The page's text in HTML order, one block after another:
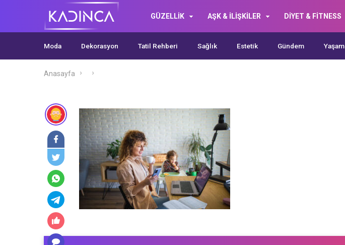
GÜZELLİK AŞK & İLİŞKİLER DİYET & FİTNESS
Moda Dekorasyon Tatil Rehberi Sağlık Estetik Gündem Yaşam
Anasayfa